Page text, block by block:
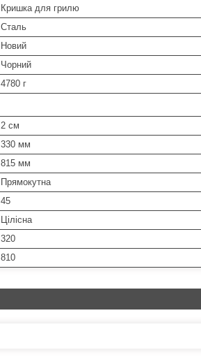
Кришка для грилю
Сталь
Новий
Чорний
4780 г
2 см
330 мм
815 мм
Прямокутна
45
Цілісна
320
810